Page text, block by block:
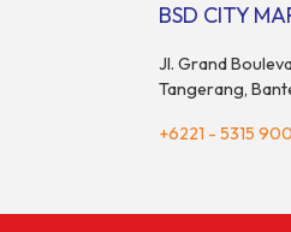
BSD CITY
Jl. Grand
Tangerang,
+6221 - 5315